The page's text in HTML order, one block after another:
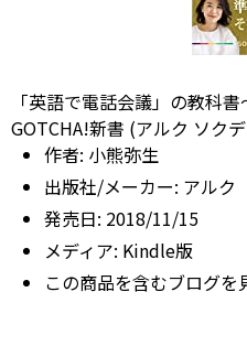
「英語で電話会議」の教科
GOTCHA!新書 (アルク ソク
作者: 小熊弥生
出版社/メーカー: アルク
発売日: 2018/11/15
メディア: Kindle版
この商品を含むブログを